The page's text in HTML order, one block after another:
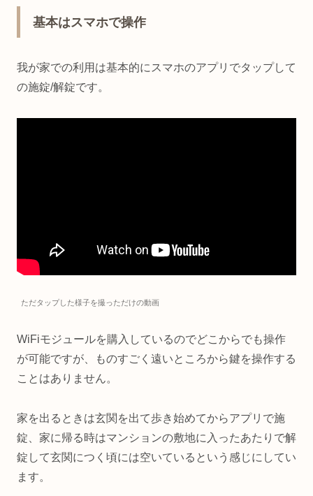
基本はスマホで操作
我が家での利用は基本的にスマホのアプリでタップして
の施錠/解錠です。
ただタップした様子を撮っただけの動画
WiFiモジュールを購入しているのでどこからでも操作
が可能ですが、ものすごく遠いところから鍵を操作する
ことはありません。
家を出るときは玄関を出て歩き始めてからアプリで施
錠、家に帰る時はマンションの敷地に入ったあたりで解
錠して玄関につく頃には空いているという感じにしてい
ます。